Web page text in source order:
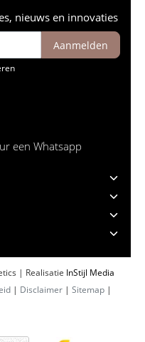
nieuws en innovaties
Aanmelden
een Whatsapp
| Realisatie InStijl Media
| Disclaimer | Sitemap |